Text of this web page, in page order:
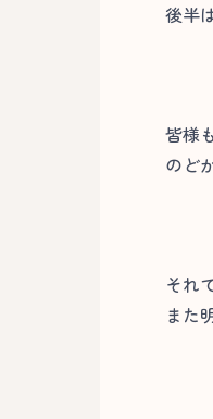
後半
皆様
のど
それ
また